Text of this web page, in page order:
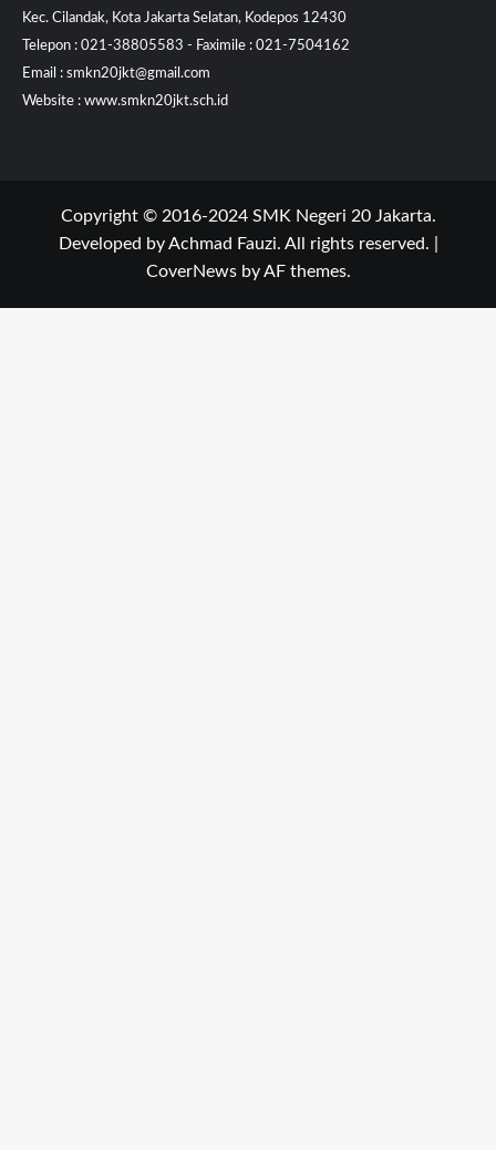
Kec. Cilandak, Kota Jakarta Selatan, Kodepos 12430
Telepon : 021-38805583 - Faximile : 021-7504162
Email : smkn20jkt@gmail.com
Website : www.smkn20jkt.sch.id
Copyright © 2016-2024 SMK Negeri 20 Jakarta.
Developed by Achmad Fauzi. All rights reserved.
CoverNewsby AF themes.